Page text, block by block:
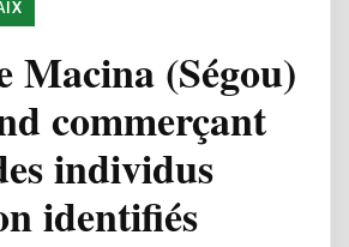
Macina (Ségou)
commerçant
individus
identifiés